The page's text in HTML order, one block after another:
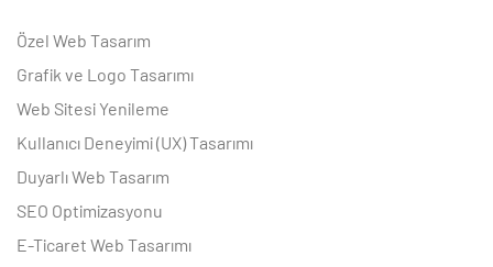
Özel Web Tasarım
Grafik ve Logo Tasarımı
Web Sitesi Yenileme
Kullanıcı Deneyimi (UX) Tasarımı
Duyarlı Web Tasarım
SEO Optimizasyonu
E-Ticaret Web Tasarımı